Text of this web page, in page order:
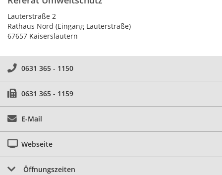
Lauterstraße 2
Rathaus Nord (Eingang Lauterstraße)
67657 Kaiserslautern
0631 365 - 1150
0631 365 - 1159
E-Mail
Webseite
Öffnungszeiten